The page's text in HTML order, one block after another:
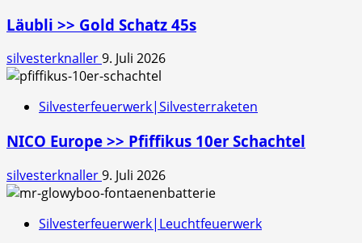
Läubli >> Gold Schatz 45s
silvesterknaller9. Juli 2026
Silvesterfeuerwerk|Silvesterraketen
NICO Europe >> Pfiffikus 10er Schachtel
silvesterknaller9. Juli 2026
Silvesterfeuerwerk|Leuchtfeuerwerk